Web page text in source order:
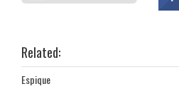
Related:
Espique